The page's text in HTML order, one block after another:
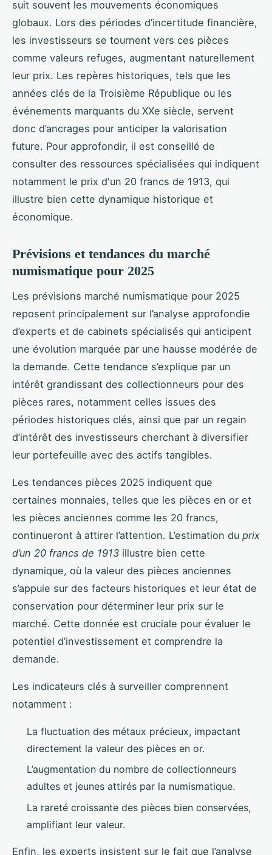
suit souvent les mouvements économiques
globaux. Lors des périodes d’incertitude financière,
les investisseurs se tournent vers ces pièces
comme valeurs refuges, augmentant naturellement
leur prix. Les repères historiques, tels que les
années clés de la Troisième République ou les
événements marquants du XXe siècle, servent
donc d’ancrages pour anticiper la valorisation
future. Pour approfondir, il est conseillé de
consulter des ressources spécialisées qui indiquent
notamment le prix d'un 20 francs de 1913, qui
illustre bien cette dynamique historique et
économique.
Prévisions et tendances du marché
numismatique pour 2025
Les prévisions marché numismatique pour 2025
reposent principalement sur l’analyse approfondie
d’experts et de cabinets spécialisés qui anticipent
une évolution marquée par une hausse modérée de
la demande. Cette tendance s’explique par un
intérêt grandissant des collectionneurs pour des
pièces rares, notamment celles issues des
périodes historiques clés, ainsi que par un regain
d’intérêt des investisseurs cherchant à diversifier
leur portefeuille avec des actifs tangibles.
Les tendances pièces 2025 indiquent que
certaines monnaies, telles que les pièces en or et
les pièces anciennes comme les 20 francs,
continueront à attirer l’attention. L’estimation du prix
d’un 20 francs de 1913 illustre bien cette
dynamique, où la valeur des pièces anciennes
s’appuie sur des facteurs historiques et leur état de
conservation pour déterminer leur prix sur le
marché. Cette donnée est cruciale pour évaluer le
potentiel d’investissement et comprendre la
demande.
Les indicateurs clés à surveiller comprennent
notamment :
La fluctuation des métaux précieux, impactant
directement la valeur des pièces en or.
L’augmentation du nombre de collectionneurs
adultes et jeunes attirés par la numismatique.
La rareté croissante des pièces bien conservées,
amplifiant leur valeur.
Enfin, les experts insistent sur le fait que l’analyse